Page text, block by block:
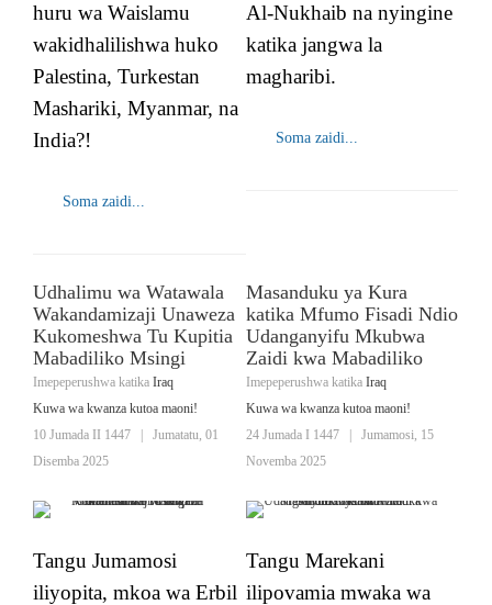
huru wa Waislamu
wakidhalilishwa huko
Palestina, Turkestan
Mashariki, Myanmar, na
India?!
Soma zaidi...
Al-Nukhaib na nyingine
katika jangwa la
magharibi.
Soma zaidi...
Udhalimu wa Watawala
Wakandamizaji Unaweza
Kukomeshwa Tu Kupitia
Mabadiliko Msingi
Imepeperushwa katika Iraq
Kuwa wa kwanza kutoa maoni!
10 Jumada II 1447
Jumatatu, 01
Disemba 2025
Tangu Jumamosi
iliyopita, mkoa wa Erbil
Masanduku ya Kura
katika Mfumo Fisadi Ndio
Udanganyifu Mkubwa
Zaidi kwa Mabadiliko
Imepeperushwa katika Iraq
Kuwa wa kwanza kutoa maoni!
24 Jumada I 1447
Jumamosi, 15
Novemba 2025
Tangu Marekani
ilipovamia mwaka wa